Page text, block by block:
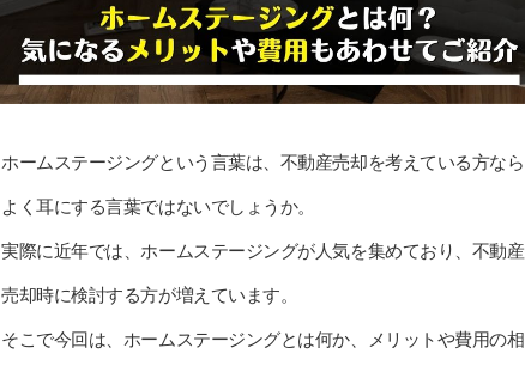
ホームステージングという言葉は、不動産売却を考えている方なら
よく耳にする言葉ではないでしょうか。
実際に近年では、ホームステージングが人気を集めており、不動産
売却時に検討する方が増えています。
そこで今回は、ホームステージングとは何か、メリットや費用の相